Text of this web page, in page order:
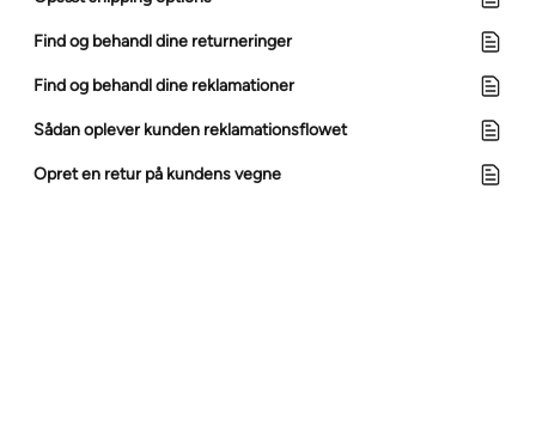
Find og behandl dine returneringer
Find og behandl dine reklamationer
Sådan oplever kunden reklamationsflowet
Opret en retur på kundens vegne